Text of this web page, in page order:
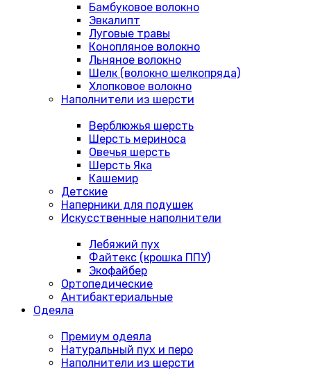
Бамбуковое волокно
Эвкалипт
Луговые травы
Конопляное волокно
Льняное волокно
Шелк (волокно шелкопряда)
Хлопковое волокно
Наполнители из шерсти
Верблюжья шерсть
Шерсть мериноса
Овечья шерсть
Шерсть Яка
Кашемир
Детские
Наперники для подушек
Искусственные наполнители
Лебяжий пух
Файтекс (крошка ППУ)
Экофайбер
Ортопедические
Антибактериальные
Одеяла
Премиум одеяла
Натуральный пух и перо
Наполнители из шерсти